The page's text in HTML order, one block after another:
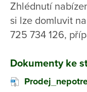
Zhlédnutí
si lze domluvit
725 734 126,
Dokumenty ke